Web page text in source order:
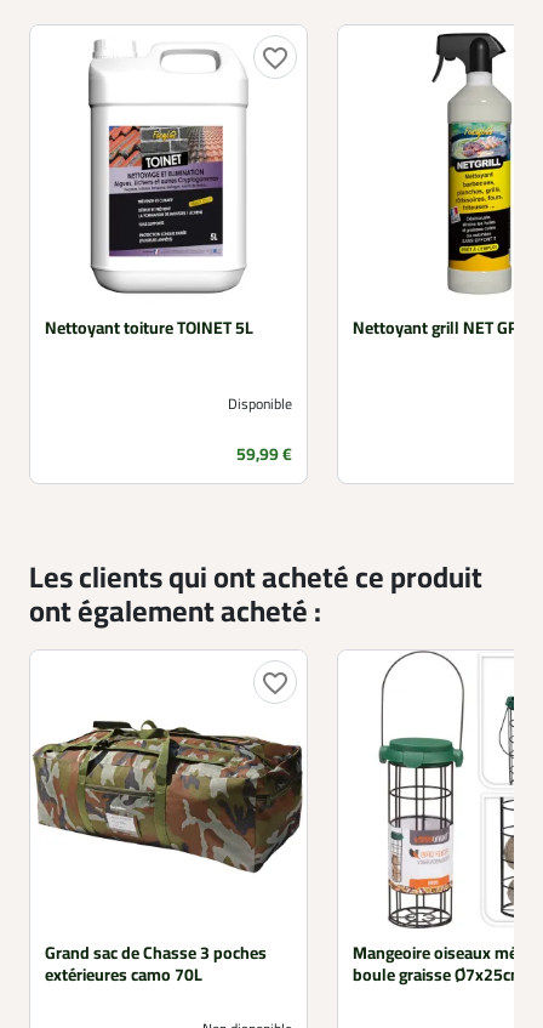
favorite_border
Nettoyant toiture TOINET 5L
Disponible
Prix
59,99 €
Nettoyant grill NET
Les clients qui ont acheté ce produit
ont également acheté :
favorite_border
Grand sac de Chasse 3 poches
extérieures camo 70L
Mangeoire oiseaux
boule graisse Ø7x25cm